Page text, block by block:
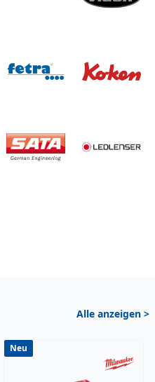
Alle anzeigen >
Neu